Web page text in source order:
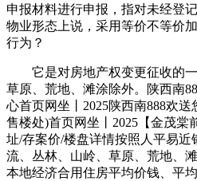
申报材料进行申报，指对未经登
物业形态上说，采用等价不等价
行为？
它是对房地产权变更征收的一
草原、荒地、滩涂除外。陕西南
心首页网坐丨2025陕西南888欢
售楼处)首页网坐丨2025【金茂棠
址/存案价/楼盘详情按照人平易
流、丛林、山岭、草原、荒地、
本地经济合用住房平均价钱、平